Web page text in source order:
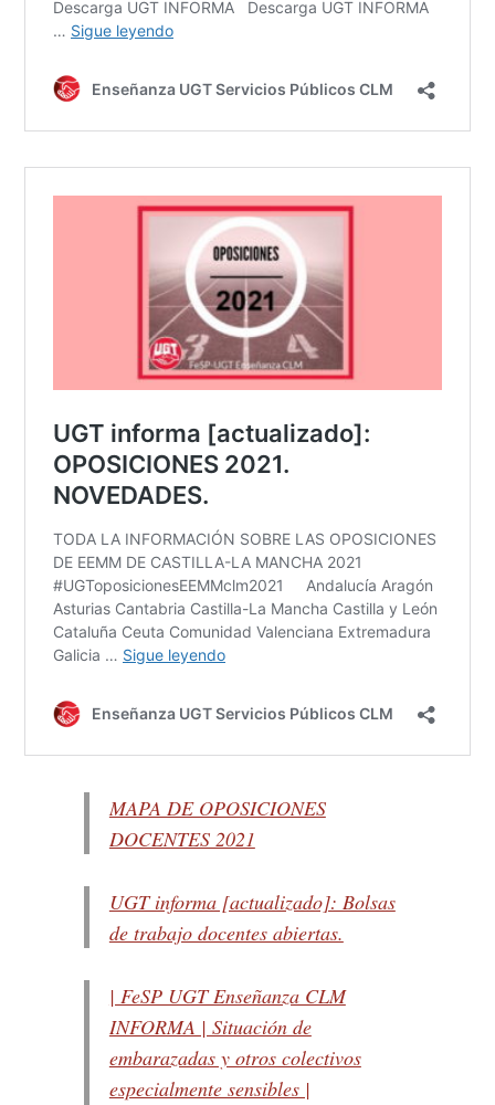
MAPA DE OPOSICIONES
DOCENTES 2021
UGT informa [actualizado]: Bolsas
de trabajo docentes abiertas.
| FeSP UGT Enseñanza CLM
INFORMA | Situación de
embarazadas y otros colectivos
especialmente sensibles |